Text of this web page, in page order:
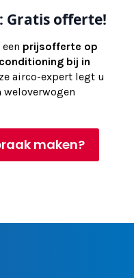
Gratis offerte!
prijsofferte op
bij in
airco-expert legt u
maken?